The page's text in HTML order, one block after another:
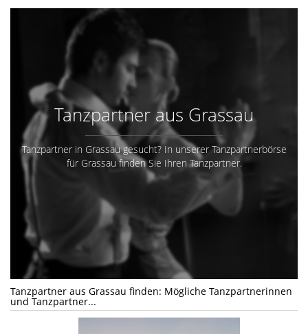
Tanzpartner aus Grassau
Tanzpartner in Grassau gesucht? In unserer Tanzpartnerbörse
für Grassau finden Sie Ihren Tanzpartner.
Tanzpartner aus Grassau finden: Mögliche Tanzpartnerinnen
und Tanzpartner...